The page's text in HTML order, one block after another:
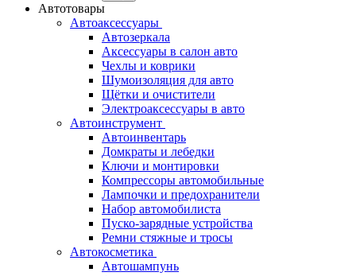
Автотовары
Автоаксессуары
Автозеркала
Аксессуары в салон авто
Чехлы и коврики
Шумоизоляция для авто
Щётки и очистители
Электроаксессуары в авто
Автоинструмент
Автоинвентарь
Домкраты и лебедки
Ключи и монтировки
Компрессоры автомобильные
Лампочки и предохранители
Набор автомобилиста
Пуско-зарядные устройства
Ремни стяжные и тросы
Автокосметика
Автошампунь